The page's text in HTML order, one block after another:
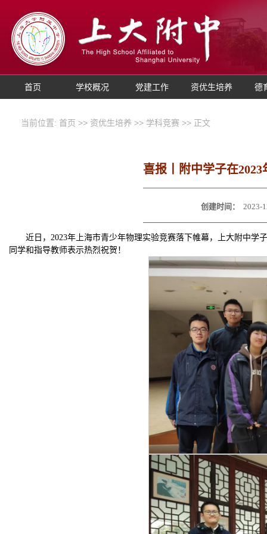
首页 学校概况 党建工作 资优生培养 德
当前位置: 首页 >> 资优生培养 >> 学科竞赛 >> 正文
喜报丨附中学子在
创建时间： 2023-
近日，2023年上海市青少年物理实验竞赛落下帷幕，上大附中
同学和指导教师表示热烈祝贺！